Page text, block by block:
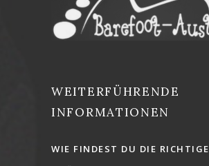
WEITERFÜHRENDE
INFORMATIONEN
WIE FINDEST DU DIE RICHTIGE